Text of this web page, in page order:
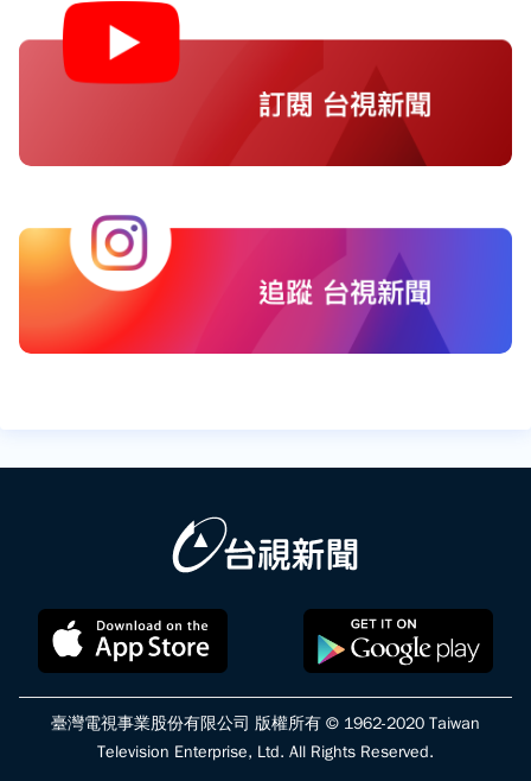
臺灣電視事業股份有限公司 版權所有 © 1962-2020 Taiwan
Television Enterprise, Ltd. All Rights Reserved.